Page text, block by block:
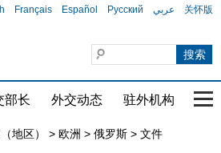
Français Español Русский عربي 关怀版
部长 外交动态 驻外机构 国
地区） > 欧洲 > 俄罗斯 > 文件